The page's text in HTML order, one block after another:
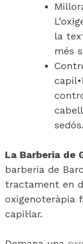
la
més
sedós.
La Barberia de
barberia de
tractament en
oxigenoteràpia
capil·lar.